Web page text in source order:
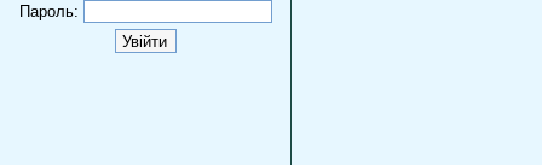
Пароль: